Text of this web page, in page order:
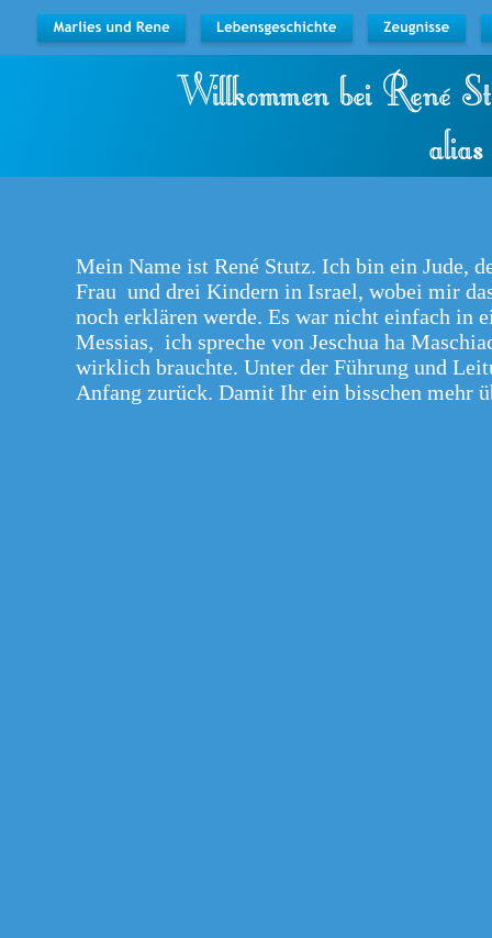
Willkommen bei René
alias Dr.